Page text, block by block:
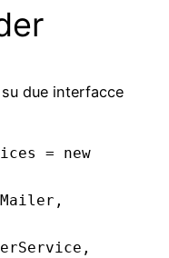
due interfacce
= new